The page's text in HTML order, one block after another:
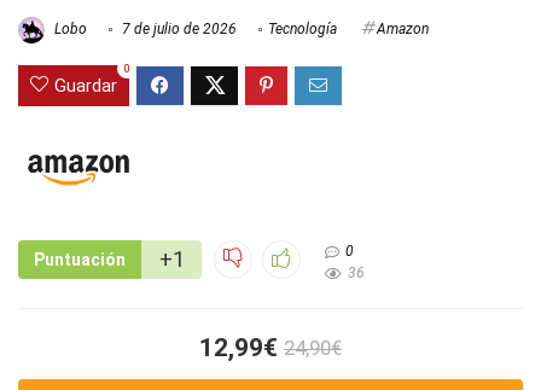
Lobo 7 de julio de 2026 Tecnología Amazon
Guardar
0
Puntuación +1
0
36
12,99€ 24,90€